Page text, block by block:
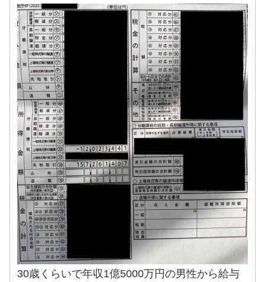
30歳くらいで年収1億5000万円の男性から給与